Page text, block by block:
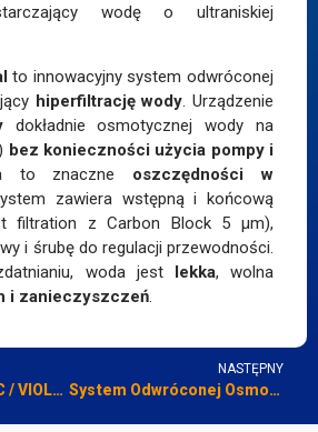
wodę o ultraniskiej
to innowacyjny system odwróconej
hiperfiltrację wody. Urządzenie
dokładnie osmotycznej wody na
bez konieczności użycia pompy i
to znaczne oszczędności w
zawiera wstępną i końcową
filtration z Carbon Block 5 μm),
i śrubę do regulacji przewodności.
woda jest
lekka, wolna
i zanieczyszczeń.
Filtr Profine® LILAC / VIOLET (Redukcja Twardości Tymczasowej)
NASTĘPNY
System Odwróconej Osmozy EASY:SLIM (Profesjonalny)